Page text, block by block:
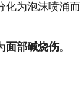
化为泡沫喷涌
面部碱烧伤。